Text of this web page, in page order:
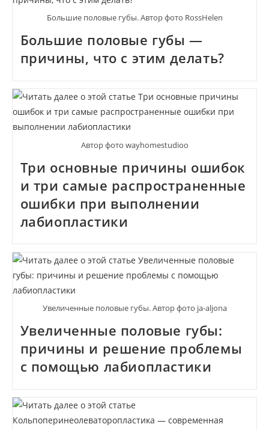
Большие половые губы. Автор фото RossHelen
Большие половые губы —
причины, что с этим делать?
Автор фото wayhomestudioo
Три основные причины ошибок
и три самые распространенные
ошибки при выполнении
лабиопластики
Увеличенные половые губы. Автор фото ja-aljona
Увеличенные половые губы:
причины и решение проблемы
с помощью лабиопластики